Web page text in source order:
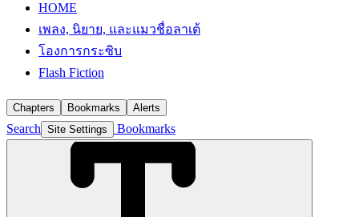
HOME
เพลง, นิยาย, และแมวชื่อลาเต้
โองการกระซิบ
Flash Fiction
Chapters Bookmarks Alerts
Search Site Settings Bookmarks